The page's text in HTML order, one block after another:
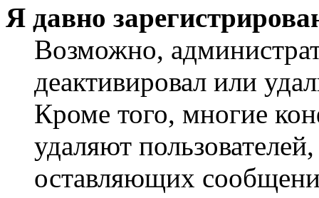
Я давно
Возможно,
деактивировал или
Кроме того, многие
удаляют
оставляющих